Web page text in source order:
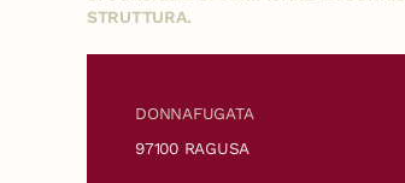
STRUTTURA.
DONNAFUGATA
97100 RAGUSA